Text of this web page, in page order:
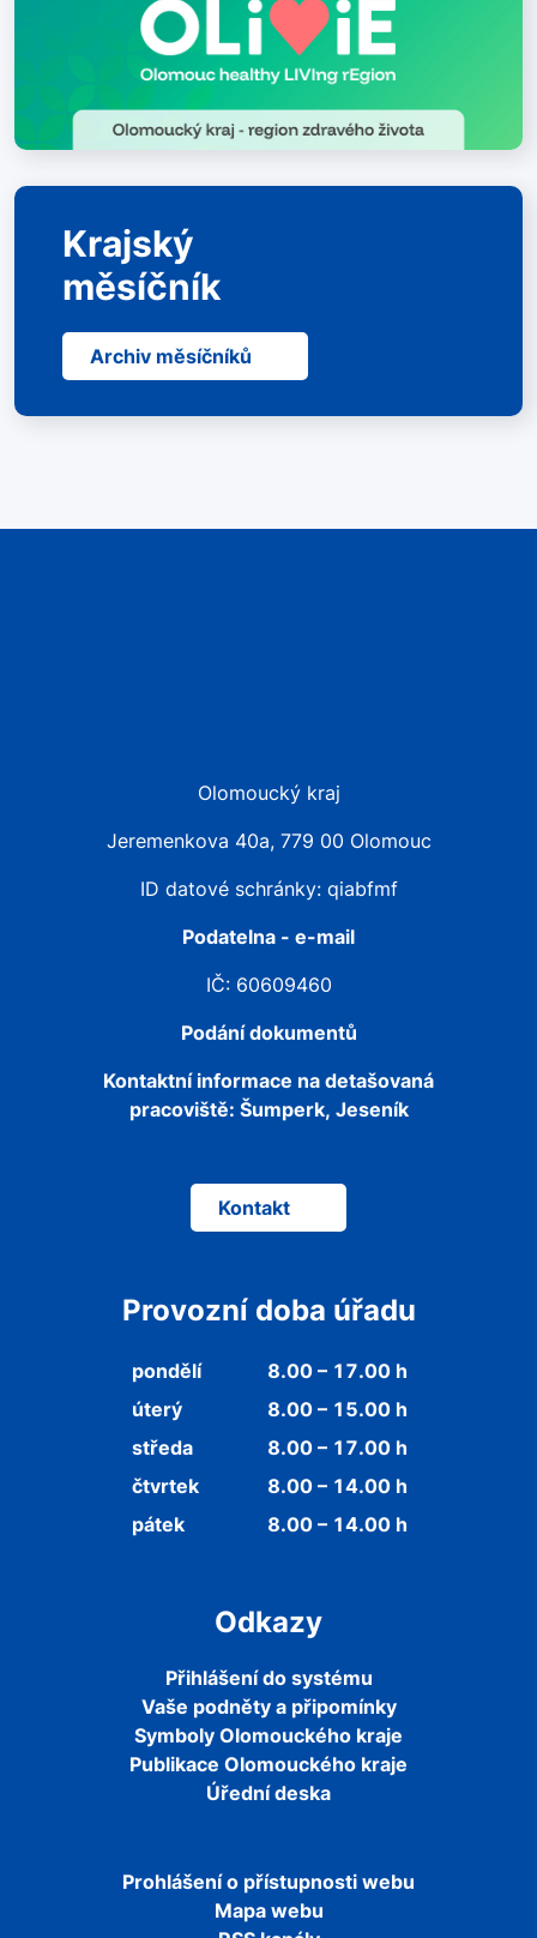
Krajský
měsíčník
Archiv měsíčníků
Olomoucký kraj
Jeremenkova 40a, 779 00 Olomouc
ID datové schránky: qiabfmf
Podatelna - e-mail
IČ: 60609460
Podání dokumentů
Kontaktní informace na detašovaná
pracoviště: Šumperk, Jeseník
Kontakt
Provozní doba úřadu
pondělí
8.00 – 17.00 h
úterý
8.00 – 15.00 h
středa
8.00 – 17.00 h
čtvrtek
8.00 – 14.00 h
pátek
8.00 – 14.00 h
Odkazy
Přihlášení do systému
Vaše podněty a připomínky
Symboly Olomouckého kraje
Publikace Olomouckého kraje
Úřední deska
Prohlášení o přístupnosti webu
Mapa webu